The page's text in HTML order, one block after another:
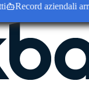
aziendali